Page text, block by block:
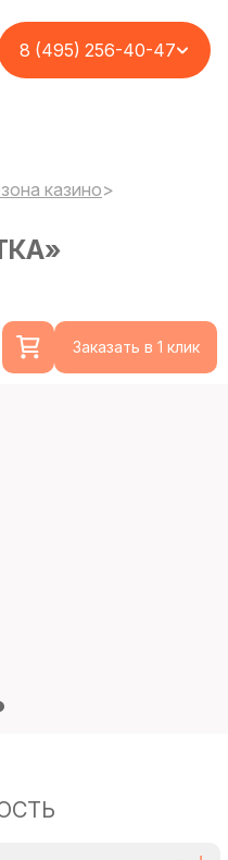
8 (495) 256-40-47
казино>
Заказать в 1 клик